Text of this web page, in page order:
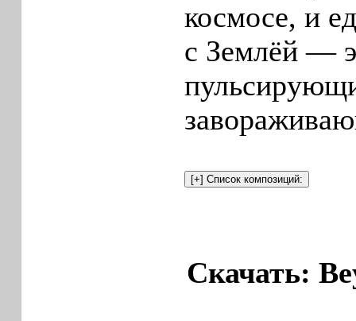
космосе, и
с Землёй —
Скачать: